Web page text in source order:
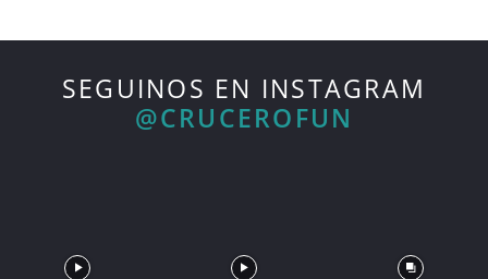
SEGUINOS EN INSTAGRAM
@CRUCEROFUN